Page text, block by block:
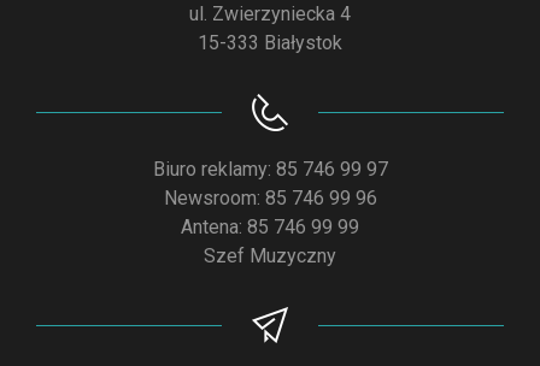
ul. Zwierzyniecka 4
15-333 Białystok
Biuro reklamy: 85 746 99 97
Newsroom: 85 746 99 96
Antena: 85 746 99 99
Szef Muzyczny